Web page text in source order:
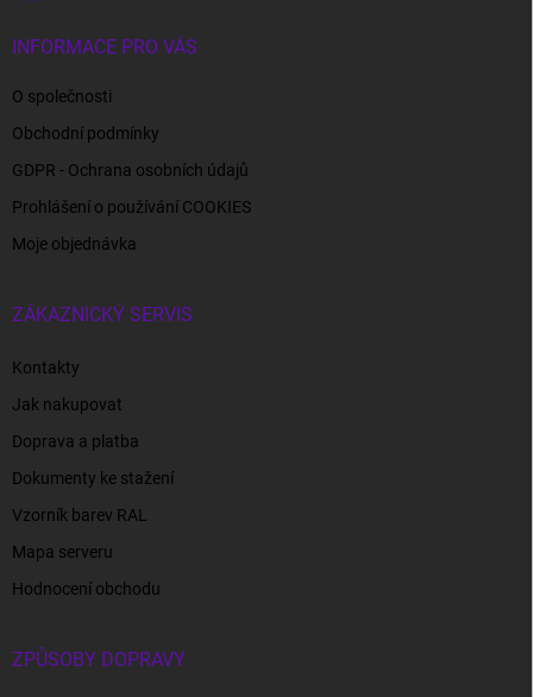
INFORMACE PRO VÁS
O společnosti
Obchodní podmínky
GDPR - Ochrana osobních údajů
Prohlášení o používání COOKIES
Moje objednávka
ZÁKAZNICKÝ SERVIS
Kontakty
Jak nakupovat
Doprava a platba
Dokumenty ke stažení
Vzorník barev RAL
Mapa serveru
Hodnocení obchodu
ZPŮSOBY DOPRAVY